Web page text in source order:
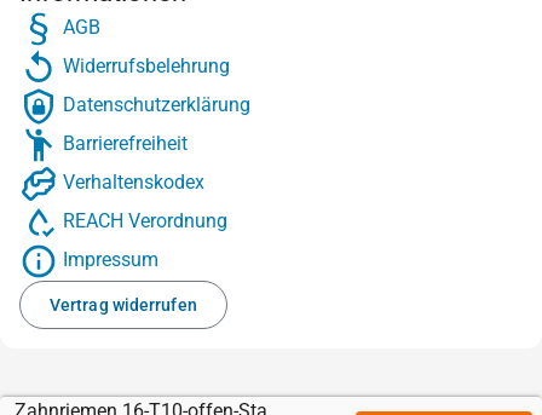
AGB
Widerrufsbelehrung
Datenschutzerklärung
Barrierefreiheit
Verhaltenskodex
REACH Verordnung
Impressum
Vertrag widerrufen